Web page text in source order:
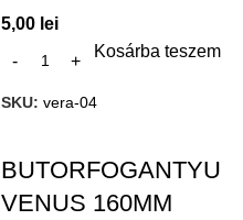
5,00 lei
Kosárba teszem
SKU: vera-04
BUTORFOGANTYU
VENUS 160MM